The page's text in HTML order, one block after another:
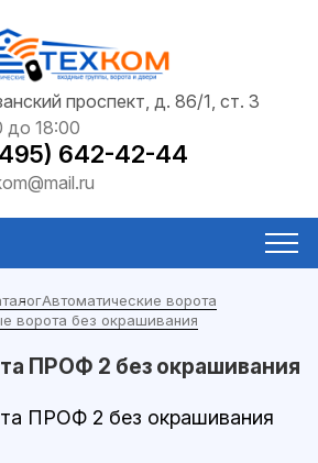
проспект, д. 86/1, ст. 3
до 18:00
642-42-44
Автоматические ворота
ворота без окрашивания
ПРОФ 2 без окрашивания